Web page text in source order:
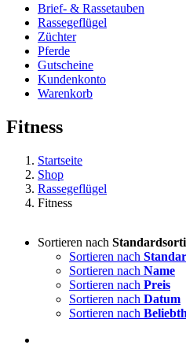
Brief- & Rassetauben
Rassegeflügel
Züchter
Pferde
Gutscheine
Kundenkonto
Warenkorb
Fitness
Startseite
Shop
Rassegeflügel
Fitness
Sortieren nach
Sortieren nach
Sortieren nach Name
Sortieren nach Preis
Sortieren nach Datum
Sortieren nach